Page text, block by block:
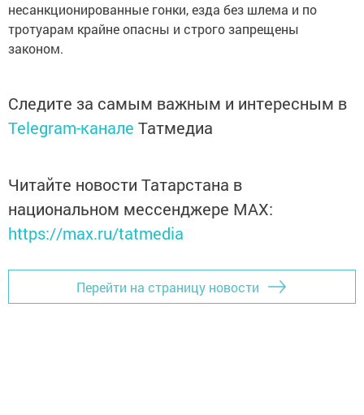
несанкционированные гонки, езда без шлема и по
тротуарам крайне опасны и строго запрещены
законом.
Следите за самым важным и интересным в
Telegram-канале Татмедиа
Читайте новости Татарстана в
национальном мессенджере MАХ:
https://max.ru/tatmedia
Перейти на страницу новости